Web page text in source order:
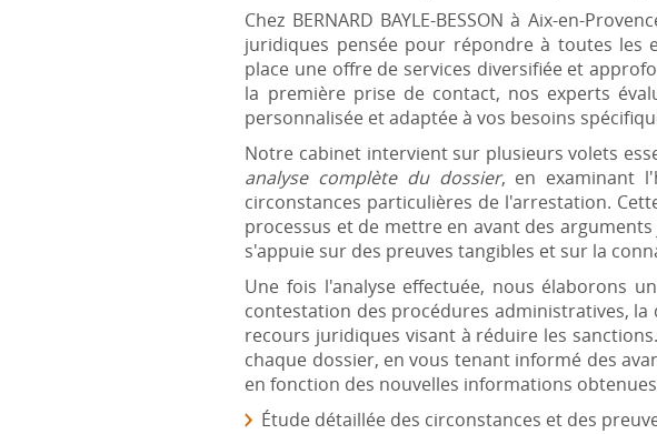
Chez BERNARD BAYLE-BESSON à Aix-en-
juridiques pensée pour répondre à toutes les
place une offre de services diversifiée et
la première prise de contact, nos experts
personnalisée et adaptée à vos besoins
Notre cabinet intervient sur plusieurs volets
analyse complète du dossier, en examinant
circonstances particulières de l'arrestation.
processus et de mettre en avant des
s'appuie sur des preuves tangibles et sur la
Une fois l'analyse effectuée, nous élaborons
contestation des procédures administratives,
recours juridiques visant à réduire les
chaque dossier, en vous tenant informé des
en fonction des nouvelles informations
Étude détaillée des circonstances et des